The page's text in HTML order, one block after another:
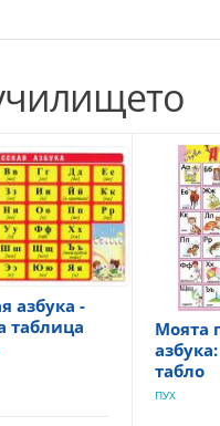
азбука -
таблица
Моята
табло
ПУХ